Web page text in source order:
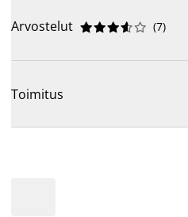
Arvostelut 




 (7)
Toimitus